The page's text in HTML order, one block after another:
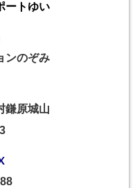
ートゆい
ンのぞみ
鎌原城山